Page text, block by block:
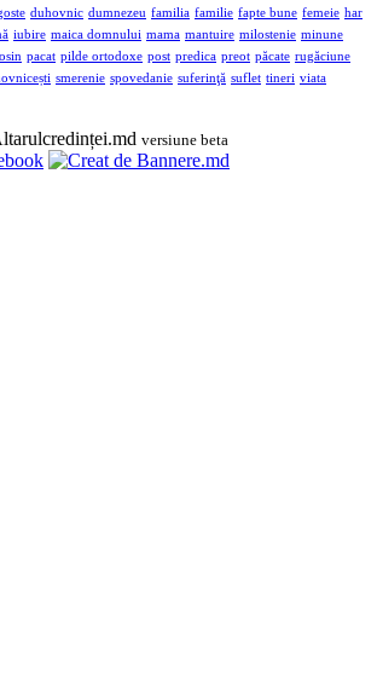
duhovnic dumnezeu familia familie fapte bune femeie har
iubire maica domnului mama mantuire milostenie minune
pacat pilde ortodoxe post predica preot păcate rugăciune
smerenie spovedanie suferinţă suflet tineri viata
versiune beta